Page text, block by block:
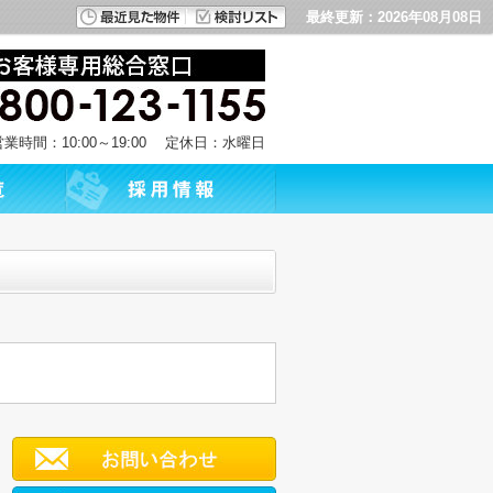
最終更新：2026年08月08日
業時間：10:00～19:00 定休日：水曜日